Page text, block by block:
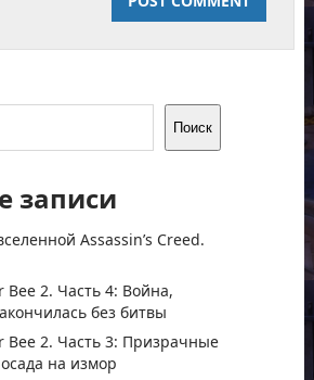
Поиск
записи
Assassin’s Creed.
Bee 2. Часть 4: Война,
без битвы
Bee 2. Часть 3: Призрачные
на измор